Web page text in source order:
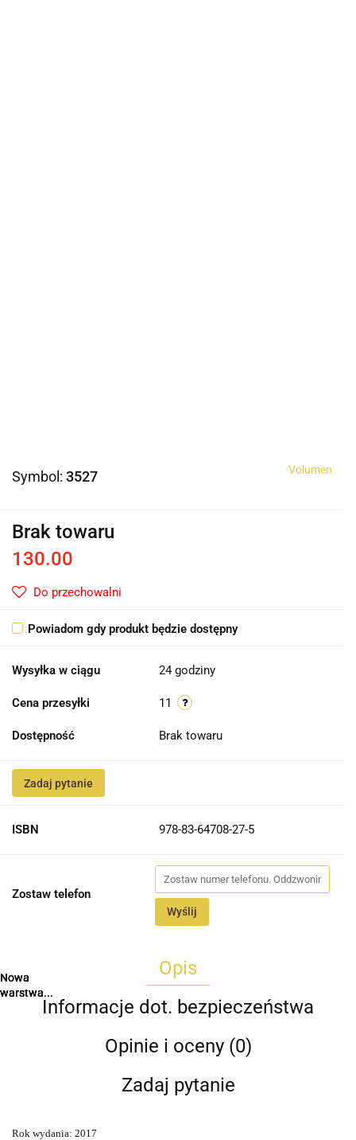
Symbol: 3527 Volumen
Brak towaru
130.00
Do przechowalni
Powiadom gdy produkt będzie dostępny
Wysyłka w ciągu 24 godziny
Cena przesyłki 11
Dostępność Brak towaru
Zadaj pytanie
ISBN 978-83-64708-27-5
Zostaw telefon
Wyślij
Opis
Informacje dot. bezpieczeństwa
Opinie i oceny (0)
Zadaj pytanie
Rok wydania: 2017
Nowa
warstwa...
Nowa
warstwa...
Nowa
warstwa...
Nowa
warstwa...